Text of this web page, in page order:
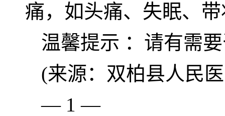
痛，如头痛、失眠、
温馨提示 ：请有需
(来源：双柏县人民
— 1 —